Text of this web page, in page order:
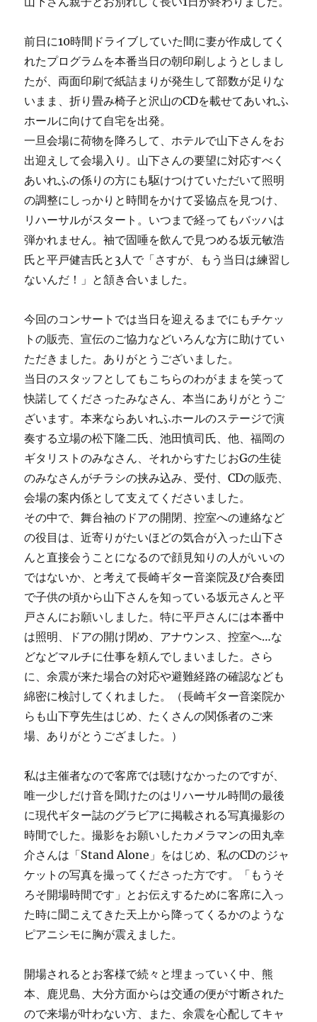
前日に10時間ドライブしていた間に妻が作成してく
れたプログラムを本番当日の朝印刷しようとしまし
たが、両面印刷で紙詰まりが発生して部数が足りな
いまま、折り畳み椅子と沢山のCDを載せてあいれふ
ホールに向けて自宅を出発。
一旦会場に荷物を降ろして、ホテルで山下さんをお
出迎えして会場入り。山下さんの要望に対応すべく
あいれふの係りの方にも駆けつけていただいて照明
の調整にしっかりと時間をかけて妥協点を見つけ、
リハーサルがスタート。いつまで経ってもバッハは
弾かれません。袖で固唾を飲んで見つめる坂元敏浩
氏と平戸健吉氏と3人で「さすが、もう当日は練習し
ないんだ！」と頷き合いました。
今回のコンサートでは当日を迎えるまでにもチケッ
トの販売、宣伝のご協力などいろんな方に助けてい
ただきました。ありがとうございました。
当日のスタッフとしてもこちらのわがままを笑って
快諾してくださったみなさん、本当にありがとうご
ざいます。本来ならあいれふホールのステージで演
奏する立場の松下隆二氏、池田慎司氏、他、福岡の
ギタリストのみなさん、それからすたじおGの生徒
のみなさんがチラシの挟み込み、受付、CDの販売、
会場の案内係として支えてくださいました。
その中で、舞台袖のドアの開閉、控室への連絡など
の役目は、近寄りがたいほどの気合が入った山下さ
んと直接会うことになるので顔見知りの人がいいの
ではないか、と考えて長崎ギター音楽院及び合奏団
で子供の頃から山下さんを知っている坂元さんと平
戸さんにお願いしました。特に平戸さんには本番中
は照明、ドアの開け閉め、アナウンス、控室へ…な
どなどマルチに仕事を頼んでしまいました。さら
に、余震が来た場合の対応や避難経路の確認なども
綿密に検討してくれました。（長崎ギター音楽院か
らも山下亨先生はじめ、たくさんの関係者のご来
場、ありがとうござました。）
私は主催者なので客席では聴けなかったのですが、
唯一少しだけ音を聞けたのはリハーサル時間の最後
に現代ギター誌のグラビアに掲載される写真撮影の
時間でした。撮影をお願いしたカメラマンの田丸幸
介さんは「Stand Alone」をはじめ、私のCDのジャ
ケットの写真を撮ってくださった方です。「もうそ
ろそ開場時間です」とお伝えするために客席に入っ
た時に聞こえてきた天上から降ってくるかのような
ピアニシモに胸が震えました。
開場されるとお客様で続々と埋まっていく中、熊
本、鹿児島、大分方面からは交通の便が寸断された
ので来場が叶わない方、また、余震を心配してキャ